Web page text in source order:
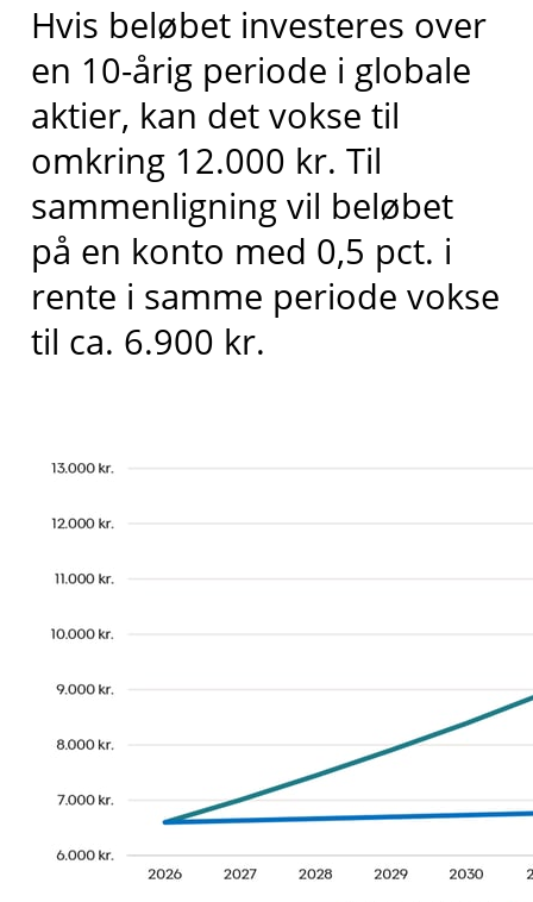
Hvis beløbet investeres over
en 10-årig periode i globale
aktier, kan det vokse til
omkring 12.000 kr. Til
sammenligning vil beløbet
på en konto med 0,5 pct. i
rente i samme periode vokse
til ca. 6.900 kr.